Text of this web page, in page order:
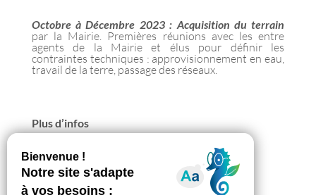
Octobre à Décembre 2023 : Acquisition du terrain
par la Mairie. Premières réunions avec les entre
agents de la Mairie et élus pour définir les
contraintes techniques : approvisionnement en eau,
travail de la terre, passage des réseaux.
Plus d’infos
jardinauzeville@gmail.com
Appeler 07 81 72 62 83